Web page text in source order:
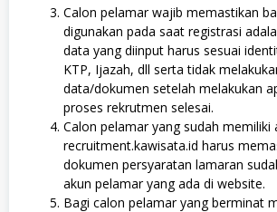
Calon pelamar wajib memastikan
digunakan pada saat registrasi
data yang diinput harus sesuai
KTP, Ijazah, dll serta tidak
data/dokumen setelah melakukan
proses rekrutmen selesai.
Calon pelamar yang sudah memiliki
recruitment.kawisata.id harus
dokumen persyaratan lamaran
akun pelamar yang ada di website.
Bagi calon pelamar yang berminat